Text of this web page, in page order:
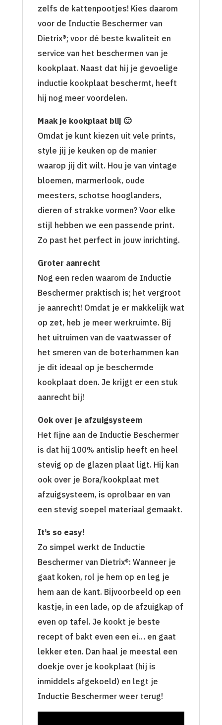
zelfs de kattenpootjes! Kies daarom
voor de Inductie Beschermer van
Dietrix®; voor dé beste kwaliteit en
service van het beschermen van je
kookplaat. Naast dat hij je gevoelige
inductie kookplaat beschermt, heeft
hij nog meer voordelen.
Maak je kookplaat blij 🙂
Omdat je kunt kiezen uit vele prints,
style jij je keuken op de manier
waarop jij dit wilt. Hou je van vintage
bloemen, marmerlook, oude
meesters, schotse hooglanders,
dieren of strakke vormen? Voor elke
stijl hebben we een passende print.
Zo past het perfect in jouw inrichting.
Groter aanrecht
Nog een reden waarom de Inductie
Beschermer praktisch is; het vergroot
je aanrecht! Omdat je er makkelijk wat
op zet, heb je meer werkruimte. Bij
het uitruimen van de vaatwasser of
het smeren van de boterhammen kan
je dit ideaal op je beschermde
kookplaat doen. Je krijgt er een stuk
aanrecht bij!
Ook over je afzuigsysteem
Het fijne aan de Inductie Beschermer
is dat hij 100% antislip heeft en heel
stevig op de glazen plaat ligt. Hij kan
ook over je Bora/kookplaat met
afzuigsysteem, is oprolbaar en van
een stevig soepel materiaal gemaakt.
It’s so easy!
Zo simpel werkt de Inductie
Beschermer van Dietrix®: Wanneer je
gaat koken, rol je hem op en leg je
hem aan de kant. Bijvoorbeeld op een
kastje, in een lade, op de afzuigkap of
even op tafel. Je kookt je beste
recept of bakt even een ei… en gaat
lekker eten. Dan haal je meestal een
doekje over je kookplaat (hij is
inmiddels afgekoeld) en legt je
Inductie Beschermer weer terug!